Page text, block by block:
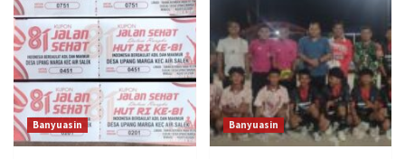
Banyuasin Banyuasin